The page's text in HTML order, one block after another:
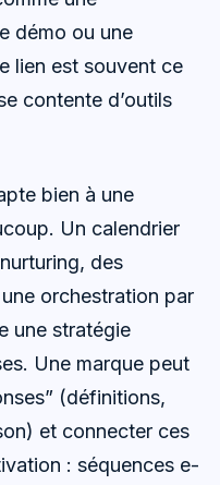
démo ou une
lien est souvent ce
contente d’outils
bien à une
Un calendrier
des
orchestration par
une stratégie
Une marque peut
(définitions,
et connecter ces
: séquences e-